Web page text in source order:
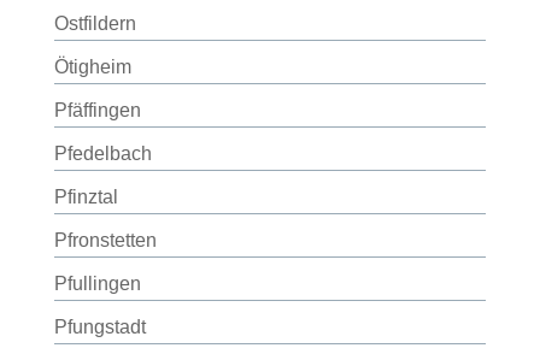
Ostfildern
Ötigheim
Pfäffingen
Pfedelbach
Pfinztal
Pfronstetten
Pfullingen
Pfungstadt